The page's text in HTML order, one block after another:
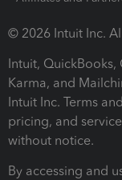
© 2026 Intuit Inc.
Intuit, QuickBooks,
Karma, and
Intuit Inc. Terms
pricing, and
without notice.
By accessing and